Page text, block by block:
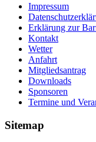
Impressum
Erklärung zur
Kontakt
Wetter
Anfahrt
Mitgliedsantrag
Downloads
Sponsoren
Termine und
Sitemap